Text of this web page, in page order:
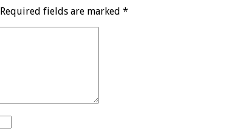
Required fields are marked *